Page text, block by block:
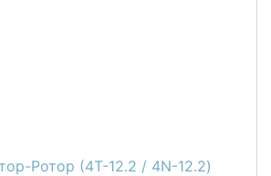
Ротор (4T-12.2 / 4N-12.2)